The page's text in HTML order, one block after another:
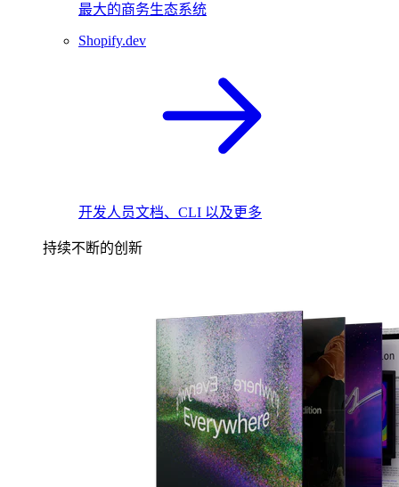
最大的商务生态系统
Shopify.dev
开发人员文档、CLI 以及更多
持续不断的创新